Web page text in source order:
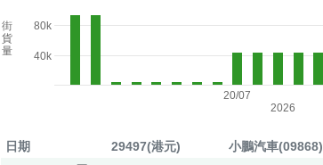
20/07
40k
80k
2026
街
貨
量
日期 29497(港元) 小鵬汽車(09868)